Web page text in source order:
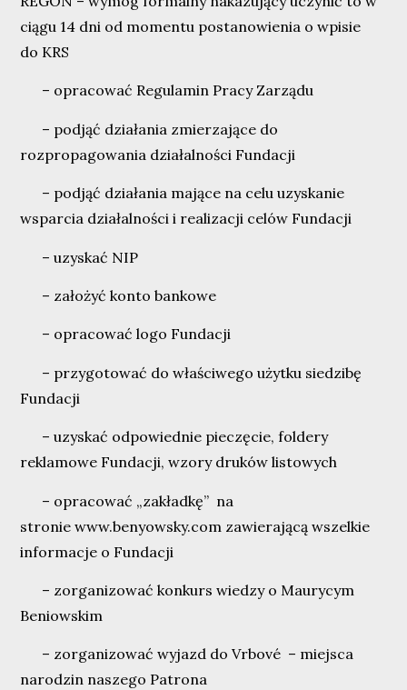
ciągu 14 dni od momentu postanowienia o wpisie
do KRS
– opracować Regulamin Pracy Zarządu
– podjąć działania zmierzające do
rozpropagowania działalności Fundacji
– podjąć działania mające na celu uzyskanie
wsparcia działalności i realizacji celów Fundacji
– uzyskać NIP
– założyć konto bankowe
– opracować logo Fundacji
– przygotować do właściwego użytku siedzibę
Fundacji
– uzyskać odpowiednie pieczęcie, foldery
reklamowe Fundacji, wzory druków listowych
– opracować „zakładkę” na
stroniewww.benyowsky.com zawierającą wszelkie
informacje o Fundacji
– zorganizować konkurs wiedzy o Maurycym
Beniowskim
– zorganizować wyjazd do Vrbové – miejsca
narodzin naszego Patrona